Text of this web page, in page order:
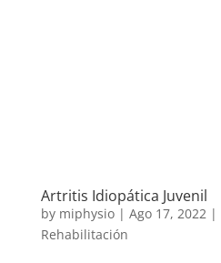
Artritis Idiopática Juvenil
by miphysio| Ago 17, 2022|
Rehabilitación